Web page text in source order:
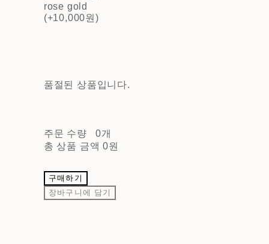
rose gold
(+10,000원)
품절된 상품입니다.
주문 수량
0개
총 상품 금액 0원
구매하기
장바구니에 담기